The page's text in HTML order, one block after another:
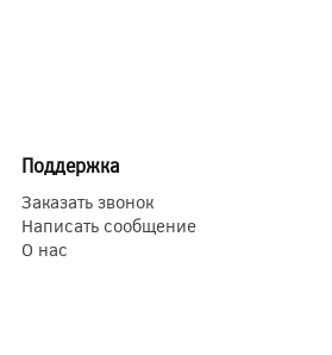
Поддержка
Заказать звонок
Написать сообщение
О нас